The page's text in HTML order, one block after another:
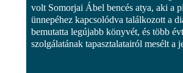
volt Somorjai Ábel bencés atya, aki a
ünnepéhez kapcsolódva találkozott a
bemutatta legújabb könyvét, és több
szolgálatának tapasztalatairól mesélt a